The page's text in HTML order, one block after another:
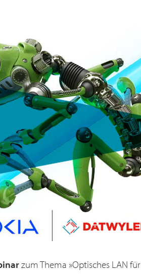
zum Thema »Optisches LAN für